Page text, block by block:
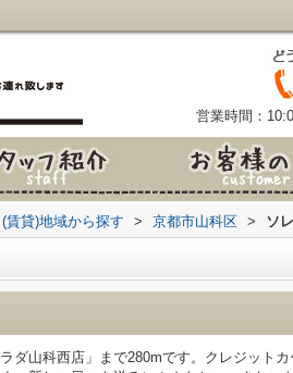
営業時間：
(賃貸)地域から探す > 京都市山科区 > ソ
ダ山科西店」まで280mです。クレジット